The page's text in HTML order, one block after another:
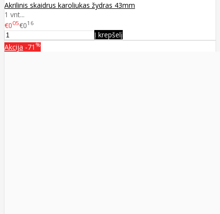
Akrilinis skaidrus karoliukas žydras 43mm
1 vnt...
€005€016
Į krepšelį
Akcija -71 %